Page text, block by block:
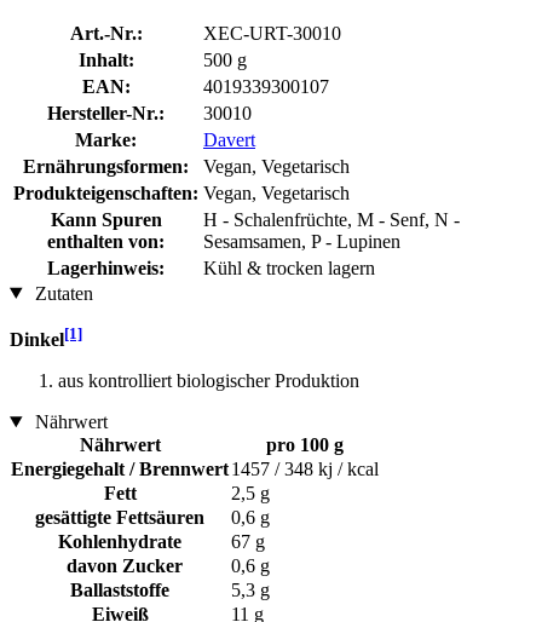
Art.-Nr.:
XEC-URT-30010
Inhalt:
500 g
EAN:
4019339300107
Hersteller-Nr.:
30010
Marke:
Davert
Ernährungsformen:
Vegan, Vegetarisch
Produkteigenschaften: Vegan, Vegetarisch
Kann Spuren
enthalten von:
H - Schalenfrüchte, M - Senf, N -
Sesamsamen, P - Lupinen
Lagerhinweis:
Kühl & trocken lagern
Zutaten
Dinkel[1]
aus kontrolliert biologischer Produktion
Nährwert
Nährwert
pro 100 g
Energiegehalt / Brennwert1457 / 348 kj / kcal
Fett
2,5 g
gesättigte Fettsäuren
0,6 g
Kohlenhydrate
67 g
davon Zucker
0,6 g
Ballaststoffe
5,3 g
Eiweiß
11 g